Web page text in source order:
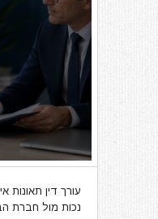
עורך דין תאונות
נכות מול חברת